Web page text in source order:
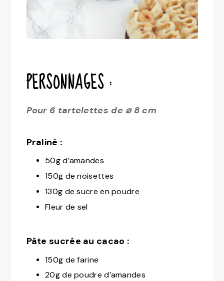
PERSONNAGES :
Pour 6 tartelettes de ⌀ 8 cm
Praliné :
50g d’amandes
150g de noisettes
130g de sucre en poudre
Fleur de sel
Pâte sucrée au cacao :
150g de farine
20g de poudre d’amandes